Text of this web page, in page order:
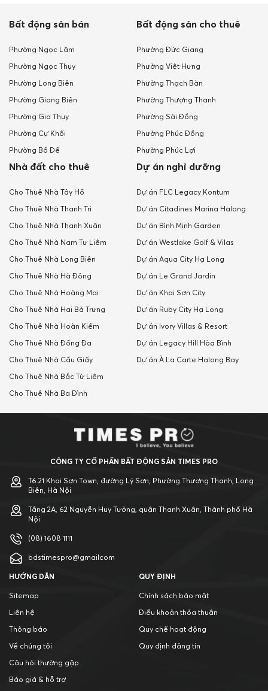
Bất động sản bán
Phường Ngọc Lâm
Phường Ngọc Thụy
Phường Long Biên
Phường Giang Biên
Phường Gia Thụy
Phường Cự Khối
Phường Bồ Đề
Bất động sản cho thuê
Phường Đức Giang
Phường Việt Hưng
Phường Thạch Bàn
Phường Thượng Thanh
Phường Sài Đồng
Phường Phúc Đồng
Phường Phúc Lợi
Nhà đất cho thuê
Cho Thuê Nhà Tây Hồ
Cho Thuê Nhà Thanh Trì
Cho Thuê Nhà Thanh Xuân
Cho Thuê Nhà Nam Tư Liêm
Cho Thuê Nhà Long Biên
Cho Thuê Nhà Hà Đông
Cho Thuê Nhà Hoàng Mai
Cho Thuê Nhà Hai Bà Trưng
Cho Thuê Nhà Hoàn Kiếm
Cho Thuê Nhà Đống Đa
Cho Thuê Nhà Cầu Giấy
Cho Thuê Nhà Bắc Từ Liêm
Cho Thuê Nhà Ba Đình
Dự án nghỉ dưỡng
Dự án FLC Legacy Kontum
Dự án Citadines Marina Halong
Dự án Bình Minh Garden
Dự án Westlake Golf & Vilas
Dự án Aqua City Hạ Long
Dự án Le Grand Jardin
Dự án Khai Sơn City
Dự án Ruby City Hạ Long
Dự án Ivory Villas & Resort
Dự án Legacy Hill Hòa Bình
Dự án À La Carte Halong Bay
CÔNG TY CỔ PHẦN BẤT ĐỘNG SẢN TIMES PRO
T6.21 Khai Sơn Town, đường Lý Sơn, Phường Thượng Thanh, Long
Biên, Hà Nội
Tầng 2A, 62 Nguyễn Huy Tưởng, quận Thanh Xuân, Thành phố Hà
Nội
(08) 1608 1111
bdstimespro@gmailcom
HƯỚNG DẪN
Sitemap
Liên hệ
Thông báo
Về chúng tôi
Câu hỏi thường gặp
Báo giá & hỗ trợ
QUY ĐỊNH
Chính sách bảo mật
Điều khoản thỏa thuận
Quy chế hoạt động
Quy định đăng tin